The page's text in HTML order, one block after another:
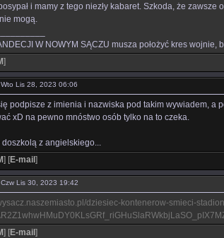
i mamy z tego niezły kabaret. Szkoda, że
mogą.
W NOWYM SĄCZU musza położyć kres wojnie,
]
Wto Lis 28, 2023 06:06
podpisze z imienia i nazwiska pod takim wywiadem,
xD na pewno mnóstwo osób tylko na to czeka.
doszkolą z angielskiego...
] [E-mail ]
Czw Lis 30, 2023 19:42
dziesiec-kontenerow-smieci-
] [E-mail ]